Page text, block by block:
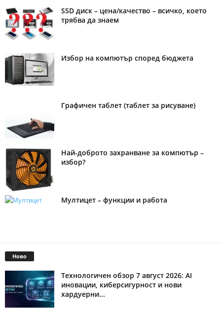
SSD диск – цена/качество – всичко, което
трябва да знаем
Избор на компютър според бюджета
Графичен таблет (таблет за рисуване)
Най-доброто захранване за компютър –
избор?
Мултицет – функции и работа
Ново
Технологичен обзор 7 август 2026: AI
иновации, киберсигурност и нови
хардуерни...